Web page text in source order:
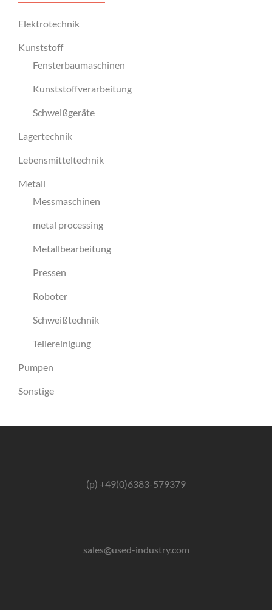
Elektrotechnik
Kunststoff
Fensterbaumaschinen
Kunststoffverarbeitung
Schweißgeräte
Lagertechnik
Lebensmitteltechnik
Metall
Messmaschinen
metal processing
Metallbearbeitung
Pressen
Roboter
Schweißtechnik
Teilereinigung
Pumpen
Sonstige
(p) +49(0)6383-579379
sales@used-industry.com